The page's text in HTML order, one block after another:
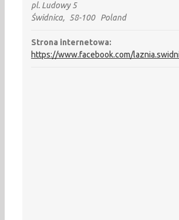
pl. Ludowy 5
Świdnica, 58-100 Poland
Strona internetowa:
https://www.facebook.com/